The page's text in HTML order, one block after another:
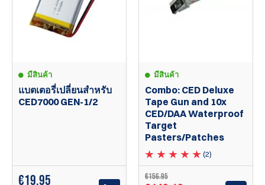
มีสินค้า
แบตเตอรี่เปลี่ยนสำหรับ
CED7000 GEN-1/2
€19.95
มีสินค้า
Combo: CED Deluxe
Tape Gun and 10x
CED/DAA Waterproof
Target
Pasters/Patches
(2)
€156.95